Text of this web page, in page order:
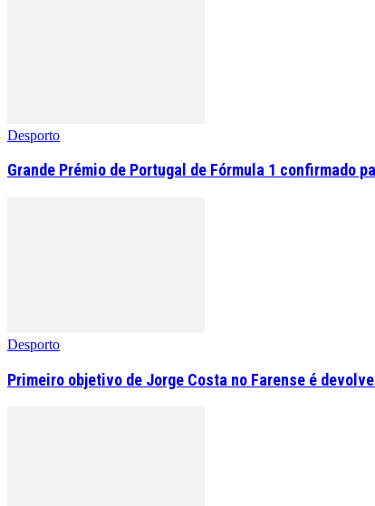
Desporto
Grande Prémio de Portugal de Fórmula 1 confirmado
Desporto
Primeiro objetivo de Jorge Costa no Farense é